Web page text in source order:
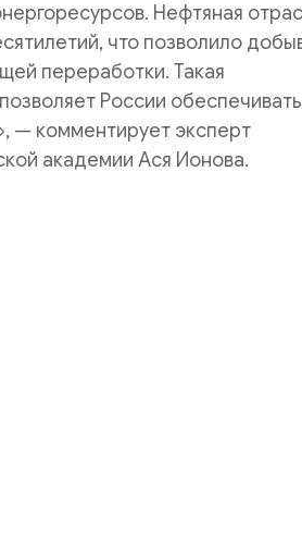
Нефтяная
что позволило
переработки. Такая
России обеспечивать
— комментирует эксперт
академии Ася Ионова.